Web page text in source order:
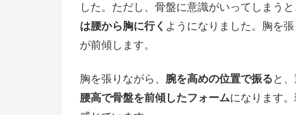
した。ただし、骨盤に意識がいってしまう
は腰から胸に行く ようになりました。胸を
が前傾します。
胸を張りながら、 腕を高めの位置で振る と
腰高で骨盤を前傾したフォームになります